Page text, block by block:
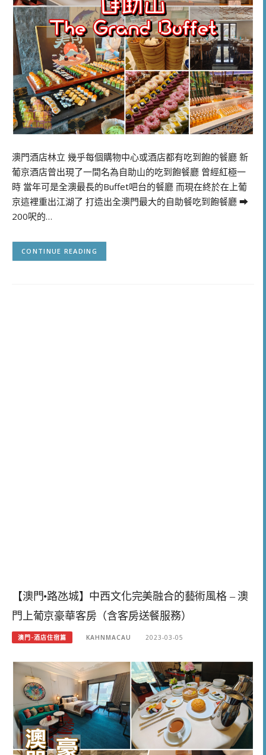
澳門酒店林立 幾乎每個購物中心或酒店都有吃到飽的餐廳 新
葡京酒店曾出現了一間名為自助山的吃到飽餐廳 曾經紅極一
時 當年可是全澳最長的Buffet吧台的餐廳 而現在終於在上葡
京這裡重出江湖了 打造出全澳門最大的自助餐吃到飽餐廳 ➡
200呎的…
CONTINUE READING
【澳門•路氹城】中西文化完美融合的藝術風格 – 澳
門上葡京豪華客房（含客房送餐服務）
澳門-酒店住宿篇 KAHNMACAU 2023-03-05